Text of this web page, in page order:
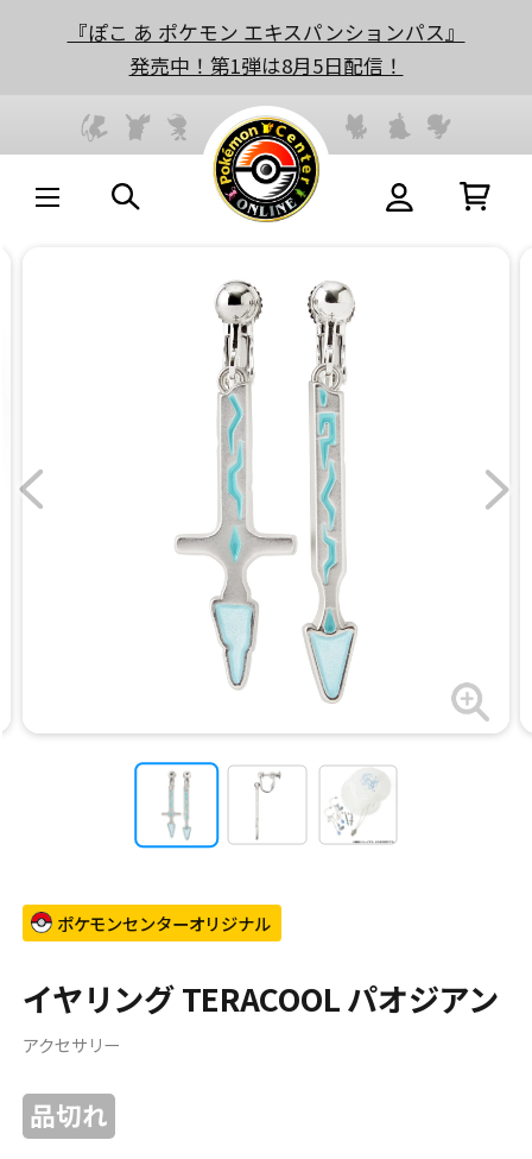
『ぽこ あ ポケモン エキスパンションパス』
発売中！第1弾は8月5日配信！
ポケモンセンターオリジナル
イヤリング TERACOOL パオジアン
アクセサリー
品切れ